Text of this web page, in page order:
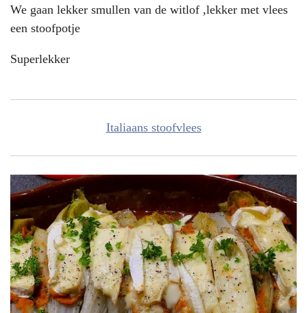
We gaan lekker smullen van de witlof ,lekker met vlees
een stoofpotje
Superlekker
Italiaans stoofvlees